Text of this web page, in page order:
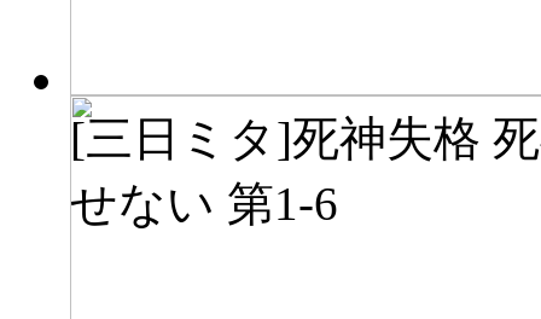
[三日ミタ]死神失格
せない 第1-6